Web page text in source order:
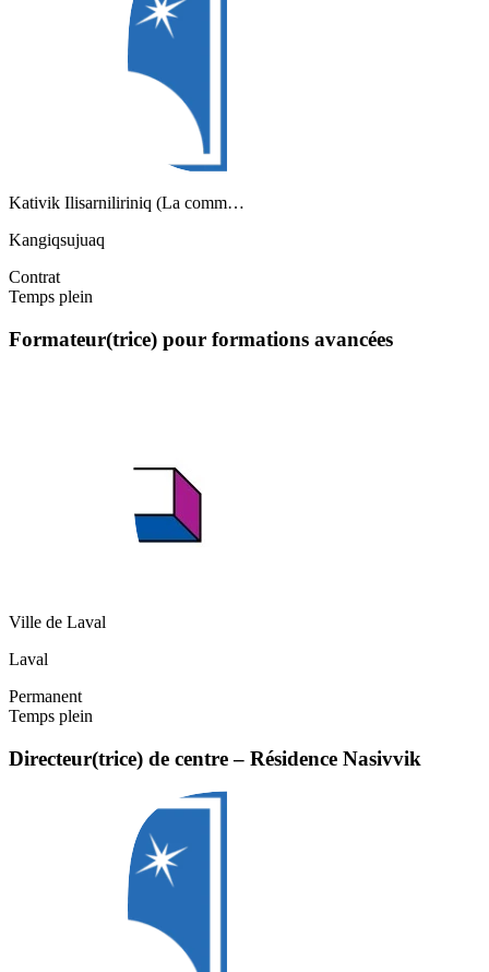
Kativik Ilisarniliriniq (La comm…
Kangiqsujuaq
Contrat
Temps plein
Formateur(trice) pour formations avancées
Ville de Laval
Laval
Permanent
Temps plein
Directeur(trice) de centre – Résidence Nasivvik